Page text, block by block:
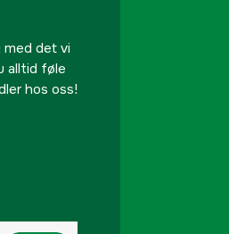
med det vi
alltid føle
hos oss!